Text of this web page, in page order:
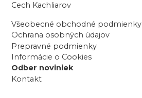
Cech Kachliarov
Všeobecné obchodné podmienky
Ochrana osobných údajov
Prepravné podmienky
Informácie o Cookies
Odber noviniek
Kontakt